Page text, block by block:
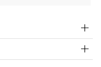
+
+